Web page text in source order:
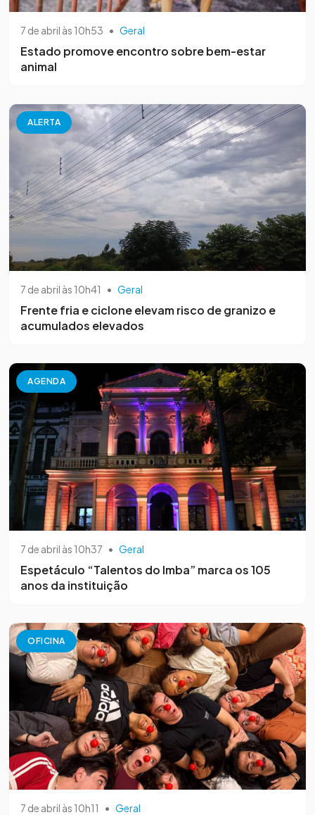
7 de abril às 10h53 • Geral
Estado promove encontro sobre bem-estar
animal
ALERTA
7 de abril às 10h41 • Geral
Frente fria e ciclone elevam risco de granizo e
acumulados elevados
AGENDA
7 de abril às 10h37 • Geral
Espetáculo “Talentos do Imba” marca os 105
anos da instituição
OFICINA
7 de abril às 10h11 • Geral